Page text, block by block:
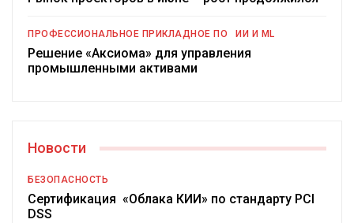
ПРОФЕССИОНАЛЬНОЕ ПРИКЛАДНОЕ ПО ИИ И ML
Решение «Аксиома» для управления
промышленными активами
Новости
БЕЗОПАСНОСТЬ
Сертификация «Облака КИИ» по стандарту PCI
DSS